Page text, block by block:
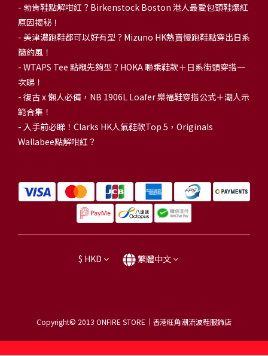
- 勃肯鞋點解咁紅？Birkenstock Boston 港人最愛包頭鞋爆紅
原因揭秘！
- 美津濃跑鞋都可以好有型？Mizuno HK熱賣慢跑鞋點穿出日系
簡約風！
- WTAPS Tee 點襯先夠型？HOKA 聯乘鞋款＋日系街頭穿搭一
次睇！
- 復古 x 懶人必備，NB 1906L Loafer 樂福鞋穿搭公式＋潮人示
範合集！
- 入手前必睇！Clarks HK人氣鞋款Top 5，Originals
Wallabee點解咁紅？
$ HKD 繁體中文
Copyright© 2013 ONFIRE STORE｜香港旺角潮流波鞋服飾店